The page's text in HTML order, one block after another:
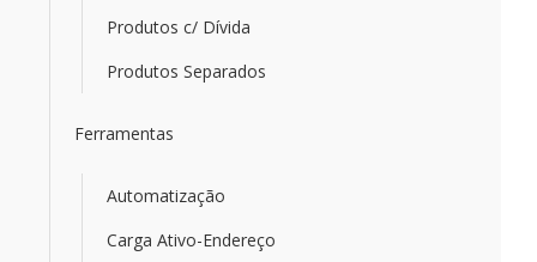
Produtos c/ Dívida
Produtos Separados
Ferramentas
Automatização
Carga Ativo-Endereço